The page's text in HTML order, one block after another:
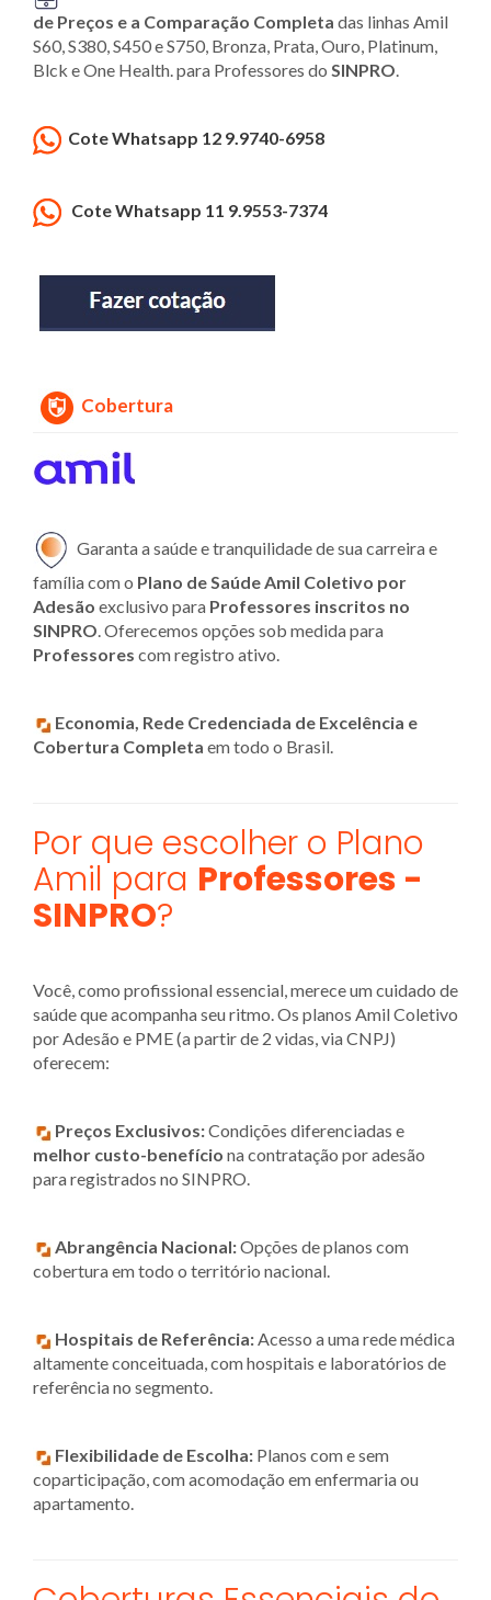
de Preços e a Comparação Completa das linhas Amil
S60, S380, S450 e S750, Bronza, Prata, Ouro, Platinum,
Blck e One Health. para Professores do SINPRO.
Cote Whatsapp 12 9.9740-6958
Cote Whatsapp 11 9.9553-7374
Cobertura
Garanta a saúde e tranquilidade de sua carreira e
família com o Plano de Saúde Amil Coletivo por
Adesão exclusivo para Professores inscritos no
SINPRO. Oferecemos opções sob medida para
Professores com registro ativo.
Economia, Rede Credenciada de Excelência e
Cobertura Completa em todo o Brasil.
Por que escolher o Plano
Amil para Professores -
SINPRO?
Você, como profissional essencial, merece um cuidado de
saúde que acompanha seu ritmo. Os planos Amil Coletivo
por Adesão e PME (a partir de 2 vidas, via CNPJ)
oferecem:
Preços Exclusivos:Condições diferenciadas e
melhor custo-benefício na contratação por adesão
para registrados no SINPRO.
Abrangência Nacional:Opções de planos com
cobertura em todo o território nacional.
Hospitais de Referência:Acesso a uma rede médica
altamente conceituada, com hospitais e laboratórios de
referência no segmento.
Flexibilidade de Escolha: Planos com e sem
coparticipação, com acomodação em enfermaria ou
apartamento.